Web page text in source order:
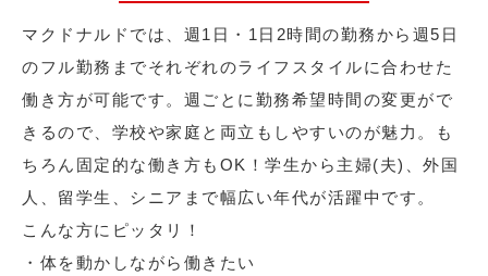
マクドナルドでは、週1日・1日2時間の勤務から週5日
のフル勤務までそれぞれのライフスタイルに合わせた
働き方が可能です。週ごとに勤務希望時間の変更がで
きるので、学校や家庭と両立もしやすいのが魅力。も
ちろん固定的な働き方もOK！学生から主婦(夫)、外国
人、留学生、シニアまで幅広い年代が活躍中です。
こんな方にピッタリ！
・体を動かしながら働きたい